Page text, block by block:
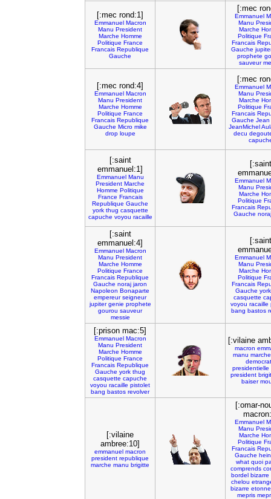
[:mec rond:1]
Emmanuel Macron
Manu President
Marche Homme
Politique France
Francais Republique
Gauche
[:mec
Emmanuel
Manu
Marche
Politique
Francais
Gauche
prophete
sauveur
[:mec rond:4]
Emmanuel Macron
Manu President
Marche Homme
Politique France
Francais Republique
Gauche Micro mike
drop loupe
[:mec
Emmanuel
Manu
Marche
Politique
Francais
Gauche Jean
JeanMichel
decu
[:saint
emmanuel:1]
Emmanuel Manu
President Marche
Homme Politique
France Francais
Republique Gauche
york thug casquette
capuche voyou racaille
[:saint
Emmanuel
Manu
Marche
Politique
Francais
Gauche noraj
[:saint
emmanuel:4]
Emmanuel Macron
Manu President
Marche Homme
Politique France
Francais Republique
Gauche noraj jaron
Napoleon Bonaparte
empereur seigneur
jupiter genie prophete
gourou sauveur
messie
[:saint
Emmanuel
Manu
Marche
Politique
Francais
Gauche york
casquette
voyou racaille
bang bastos
[:prison mac:5]
Emmanuel Macron
Manu President
Marche Homme
Politique France
Francais Republique
Gauche york thug
casquette capuche
voyou racaille pistolet
bang bastos revolver
[:vilaine
macron
manu marche
presidentielle
president
baiser
[:vilaine
ambree:10]
emmanuel macron
president republique
marche manu brigitte
[:omar-
Emmanuel
Manu
Marche
Politique
Francais
Gauche hein
what quoi
comprends
bordel bizarre
chelou
bizarre etonne
mepris